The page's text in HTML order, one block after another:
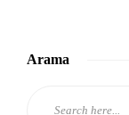
Arama